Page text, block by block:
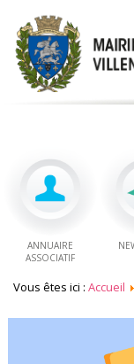
ANNUAIRE
ASSOCIATIF
Vous êtes ici :Accueil